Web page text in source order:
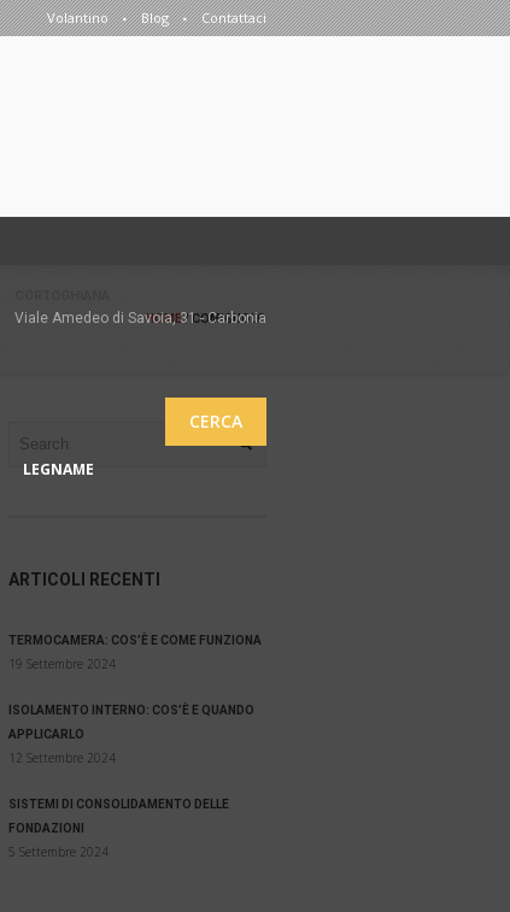
Volantino Blog Contattaci
Viale Amedeo di Savoia, 31 - Carbonia
CERCA
LEGNAME
HOME/COMIGNOLO
ARTICOLI RECENTI
TERMOCAMERA: COS’È E COME FUNZIONA
19 Settembre 2024
ISOLAMENTO INTERNO: COS’È E QUANDO
APPLICARLO
12 Settembre 2024
SISTEMI DI CONSOLIDAMENTO DELLE
FONDAZIONI
5 Settembre 2024